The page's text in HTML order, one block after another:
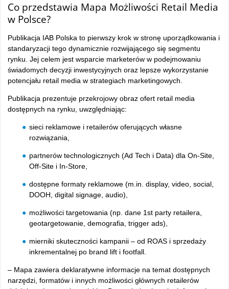
Co przedstawia Mapa Możliwości Retail Media
w Polsce?
Publikacja IAB Polska to pierwszy krok w stronę uporządkowania i
standaryzacji tego dynamicznie rozwijającego się segmentu
rynku. Jej celem jest wsparcie marketerów w podejmowaniu
świadomych decyzji inwestycyjnych oraz lepsze wykorzystanie
potencjału retail media w strategiach marketingowych.
Publikacja prezentuje przekrojowy obraz ofert retail media
dostępnych na rynku, uwzględniając:
sieci reklamowe i retailerów oferujących własne
rozwiązania,
partnerów technologicznych (Ad Tech i Data) dla On-Site,
Off-Site i In-Store,
dostępne formaty reklamowe (m.in. display, video, social,
DOOH, digital signage, audio),
możliwości targetowania (np. dane 1st party retailera,
geotargetowanie, demografia, trigger ads),
mierniki skuteczności kampanii – od ROAS i sprzedaży
inkrementalnej po brand lift i footfall.
– Mapa zawiera deklaratywne informacje na temat dostępnych
narzędzi, formatów i innych możliwości głównych retailerów